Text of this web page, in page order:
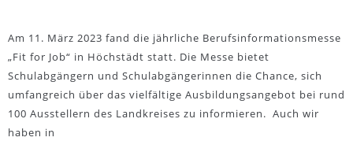
Am 11. März 2023 fand die jährliche Berufsinformationsmesse
„Fit for Job“ in Höchstädt statt. Die Messe bietet
Schulabgängern und Schulabgängerinnen die Chance, sich
umfangreich über das vielfältige Ausbildungsangebot bei rund
100 Ausstellern des Landkreises zu informieren. Auch wir
haben in